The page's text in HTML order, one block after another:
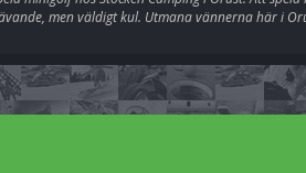
men väldigt kul. Utmana vännerna här i